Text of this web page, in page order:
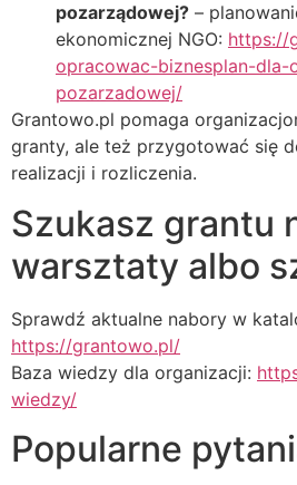
pozarządowej? –
ekonomicznej NGO: https://
opracowac-biznesplan-dla-
pozarzadowej/
Grantowo.pl pomaga
granty, ale też przygotować się
realizacji i rozliczenia.
Szukasz grantu
warsztaty albo
Sprawdź aktualne nabory w
https://grantowo.pl/
Baza wiedzy dla organizacji:
wiedzy/
Popularne